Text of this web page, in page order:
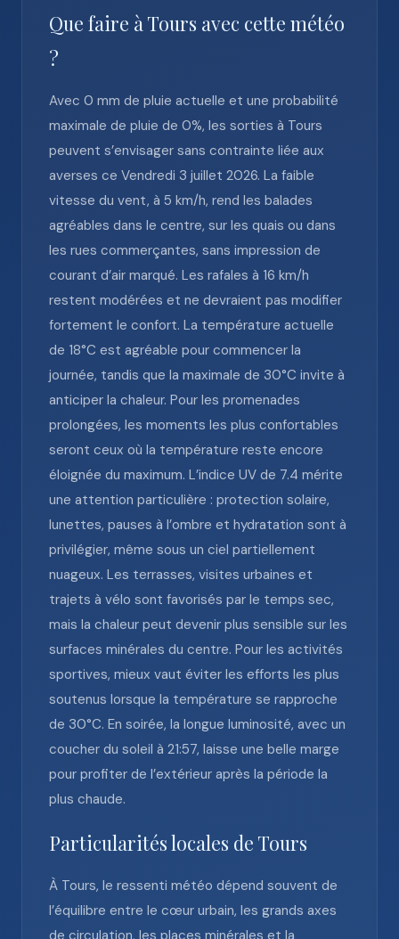
Que faire à Tours avec cette météo
?
Avec 0 mm de pluie actuelle et une probabilité
maximale de pluie de 0%, les sorties à Tours
peuvent s’envisager sans contrainte liée aux
averses ce Vendredi 3 juillet 2026. La faible
vitesse du vent, à 5 km/h, rend les balades
agréables dans le centre, sur les quais ou dans
les rues commerçantes, sans impression de
courant d’air marqué. Les rafales à 16 km/h
restent modérées et ne devraient pas modifier
fortement le confort. La température actuelle
de 18°C est agréable pour commencer la
journée, tandis que la maximale de 30°C invite à
anticiper la chaleur. Pour les promenades
prolongées, les moments les plus confortables
seront ceux où la température reste encore
éloignée du maximum. L’indice UV de 7.4 mérite
une attention particulière : protection solaire,
lunettes, pauses à l’ombre et hydratation sont à
privilégier, même sous un ciel partiellement
nuageux. Les terrasses, visites urbaines et
trajets à vélo sont favorisés par le temps sec,
mais la chaleur peut devenir plus sensible sur les
surfaces minérales du centre. Pour les activités
sportives, mieux vaut éviter les efforts les plus
soutenus lorsque la température se rapproche
de 30°C. En soirée, la longue luminosité, avec un
coucher du soleil à 21:57, laisse une belle marge
pour profiter de l’extérieur après la période la
plus chaude.
Particularités locales de Tours
À Tours, le ressenti météo dépend souvent de
l’équilibre entre le cœur urbain, les grands axes
de circulation, les places minérales et la